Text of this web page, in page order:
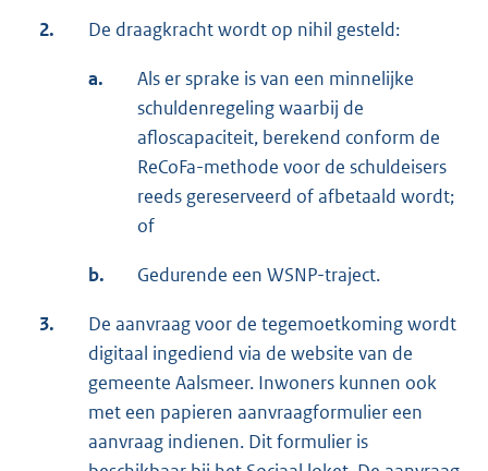
2. De draagkracht wordt op nihil gesteld:
a.
Als er sprake is van een minnelijke
schuldenregeling waarbij de
afloscapaciteit, berekend conform de
ReCoFa-methode voor de schuldeisers
reeds gereserveerd of afbetaald wordt;
of
b. Gedurende een WSNP-traject.
3.
De aanvraag voor de tegemoetkoming wordt
digitaal ingediend via de website van de
gemeente Aalsmeer. Inwoners kunnen ook
met een papieren aanvraagformulier een
aanvraag indienen. Dit formulier is